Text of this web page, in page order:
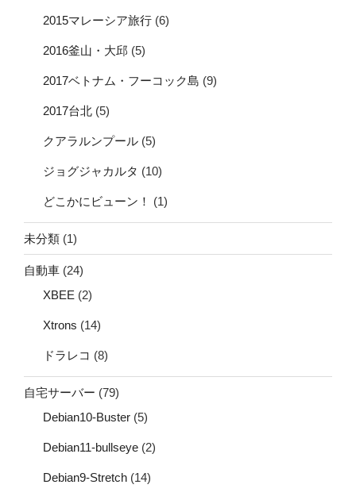
2015マレーシア旅行 (6)
2016釜山・大邱 (5)
2017ベトナム・フーコック島 (9)
2017台北 (5)
クアラルンプール (5)
ジョグジャカルタ (10)
どこかにビューン！ (1)
未分類 (1)
自動車 (24)
XBEE (2)
Xtrons (14)
ドラレコ (8)
自宅サーバー (79)
Debian10-Buster (5)
Debian11-bullseye (2)
Debian9-Stretch (14)